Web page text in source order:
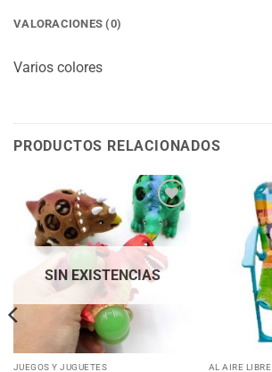
VALORACIONES (0)
Varios colores
PRODUCTOS RELACIONADOS
Añadir
a la
lista
de
deseos
SIN EXISTENCIAS
JUEGOS Y JUGUETES AL AIRE LIBRE